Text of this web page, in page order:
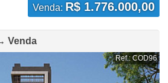
Venda: R$ 1.776.000,00
Venda
Ref.: COD96